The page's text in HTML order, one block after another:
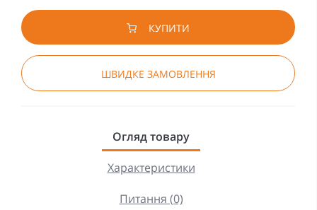
КУПИТИ
ШВИДКЕ ЗАМОВЛЕННЯ
Огляд товару
Характеристики
Питання (0)